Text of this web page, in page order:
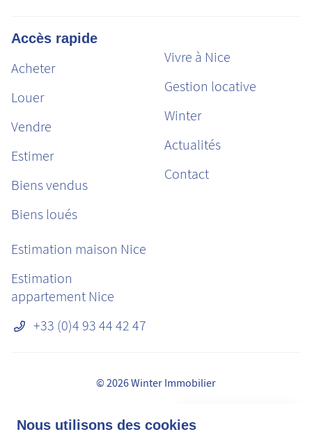
Nous utilisons des cookies
Accès rapide
Acheter
Louer
Vendre
Estimer
Biens vendus
Biens loués
Vivre à Nice
Gestion locative
Winter
Actualités
Contact
Estimation maison Nice
Estimation
appartement Nice
+33 (0)4 93 44 42 47
© 2026 Winter Immobilier
Honoraires
👋 Obtenez une pré-